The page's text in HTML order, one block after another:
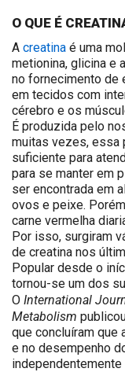
O QUE É
A creatina é uma
metionina, glicina e
no fornecimento de
em tecidos com
cérebro e os
É produzida pelo
muitas vezes, essa
suficiente para
para se manter em
ser encontrada em
ovos e peixe.
carne vermelha
Por isso, surgiram
de creatina nos
Popular desde o
tornou-se um dos
O International
Metabolism
que concluíram que
e no desempenho